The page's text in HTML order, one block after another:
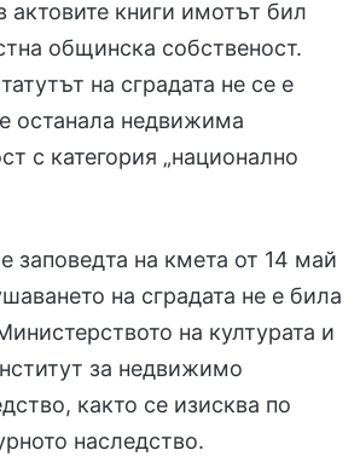
актовите книги имотът бил
общинска собственост.
на сградата не се е
останала недвижима
с категория „национално
заповедта на кмета от 14 май
на сградата не е била
на културата и
за недвижимо
както се изисква по
наследство.